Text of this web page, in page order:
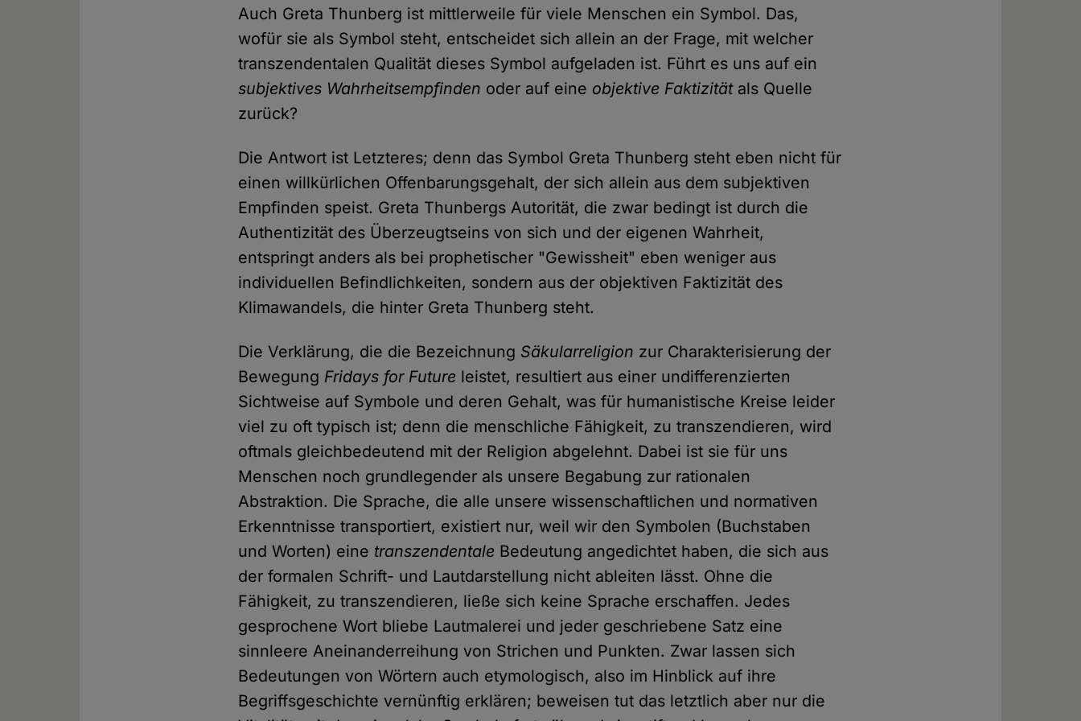
Auch Greta Thunberg ist mittlerweile für viele Menschen ein Symbol. Das,
wofür sie als Symbol steht, entscheidet sich allein an der Frage, mit welcher
transzendentalen Qualität dieses Symbol aufgeladen ist. Führt es uns auf ein
subjektives Wahrheitsempfinden oder auf eine objektive Faktizitätals Quelle
zurück?
Die Antwort ist Letzteres; denn das Symbol Greta Thunberg steht eben nicht für
einen willkürlichen Offenbarungsgehalt, der sich allein aus dem subjektiven
Empfinden speist. Greta Thunbergs Autorität, die zwar bedingt ist durch die
Authentizität des Überzeugtseins von sich und der eigenen Wahrheit,
entspringt anders als bei prophetischer "Gewissheit" eben weniger aus
individuellen Befindlichkeiten, sondern aus der objektiven Faktizität des
Klimawandels, die hinter Greta Thunberg steht.
Die Verklärung, die die Bezeichnung Säkularreligion zur Charakterisierung der
Bewegung Fridays for Future leistet, resultiert aus einer undifferenzierten
Sichtweise auf Symbole und deren Gehalt, was für humanistische Kreise leider
viel zu oft typisch ist; denn die menschliche Fähigkeit, zu transzendieren, wird
oftmals gleichbedeutend mit der Religion abgelehnt. Dabei ist sie für uns
Menschen noch grundlegender als unsere Begabung zur rationalen
Abstraktion. Die Sprache, die alle unsere wissenschaftlichen und normativen
Erkenntnisse transportiert, existiert nur, weil wir den Symbolen (Buchstaben
und Worten) eine transzendentale Bedeutung angedichtet haben, die sich aus
der formalen Schrift- und Lautdarstellung nicht ableiten lässt. Ohne die
Fähigkeit, zu transzendieren, ließe sich keine Sprache erschaffen. Jedes
gesprochene Wort bliebe Lautmalerei und jeder geschriebene Satz eine
sinnleere Aneinanderreihung von Strichen und Punkten. Zwar lassen sich
Bedeutungen von Wörtern auch etymologisch, also im Hinblick auf ihre
Begriffsgeschichte vernünftig erklären; beweisen tut das letztlich aber nur die